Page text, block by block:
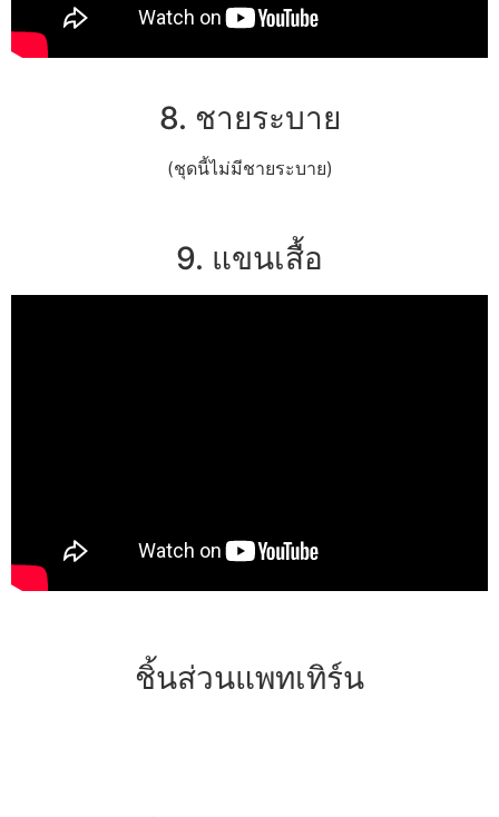
8. ชายระบาย
(ชุดนี้ไม่มีชายระบาย)
9. แขนเสื้อ
ชิ้นส่วนแพทเทิร์น